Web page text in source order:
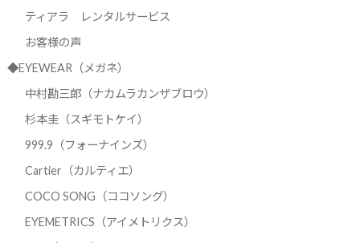
ティアラ レンタルサービス
お客様の声
◆EYEWEAR（メガネ）
中村勘三郎（ナカムラカンザブロウ）
杉本圭（スギモトケイ）
999.9（フォーナインズ）
Cartier（カルティエ）
COCO SONG（ココソング）
EYEMETRICS（アイメトリクス）